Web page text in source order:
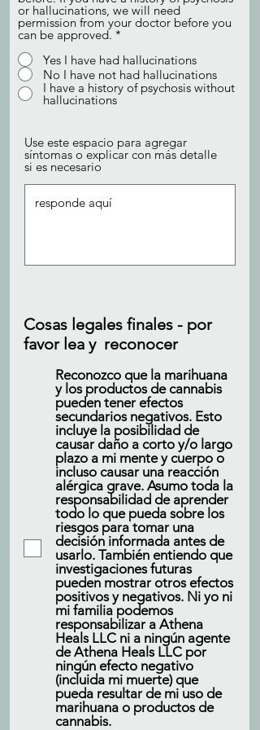
or hallucinations, we will need
permission from your doctor before you
can be approved. *
Yes I have had hallucinations
No I have not had hallucinations
I have a history of psychosis without
hallucinations
Use este espacio para agregar
síntomas o explicar con más detalle
si es necesario
Cosas legales finales - por
favor lea y reconocer
Reconozco que la marihuana
y los productos de cannabis
pueden tener efectos
secundarios negativos. Esto
incluye la posibilidad de
causar daño a corto y/o largo
plazo a mi mente y cuerpo o
incluso causar una reacción
alérgica grave. Asumo toda la
responsabilidad de aprender
todo lo que pueda sobre los
riesgos para tomar una
decisión informada antes de
usarlo. También entiendo que
investigaciones futuras
pueden mostrar otros efectos
positivos y negativos. Ni yo ni
mi familia podemos
responsabilizar a Athena
Heals LLC ni a ningún agente
de Athena Heals LLC por
ningún efecto negativo
(incluida mi muerte) que
pueda resultar de mi uso de
marihuana o productos de
cannabis.